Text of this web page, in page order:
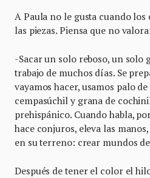
A Paula no le gusta cuando
las piezas. Piensa que no
-Sacar un solo reboso, un solo
trabajo de muchos días. Se
vayamos hacer, usamos palo
cempasúchil y grana de
prehispánico. Cuando habla,
hace conjuros, eleva las
en su terreno: crear mundos
Después de tener el color el